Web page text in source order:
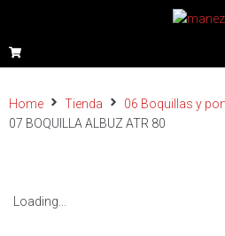
Home Tienda
06 Boquillas y
07 BOQUILLA ALBUZ ATR 80
Loading...